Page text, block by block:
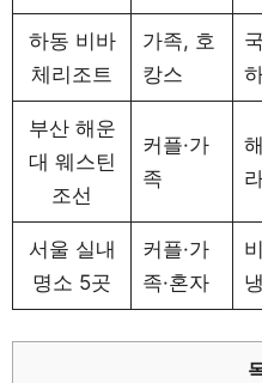
하동 비바
체리조트
가족, 호
캉스
부산 해운
대 웨스틴
조선
커플·가
족
서울 실내
명소 5곳
커플·가
족·혼자